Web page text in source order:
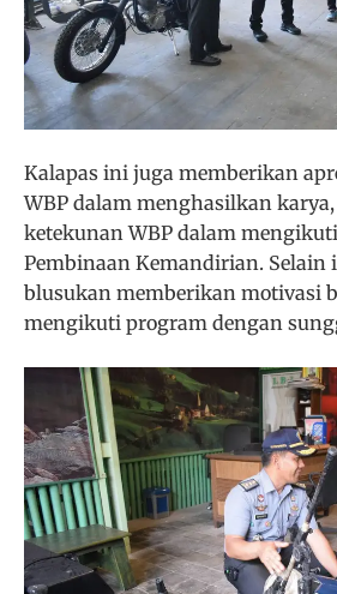
Kalapas ini juga memberikan
WBP dalam menghasilkan
ketekunan WBP dalam
Pembinaan Kemandirian. Selain
blusukan memberikan motivasi
mengikuti program dengan